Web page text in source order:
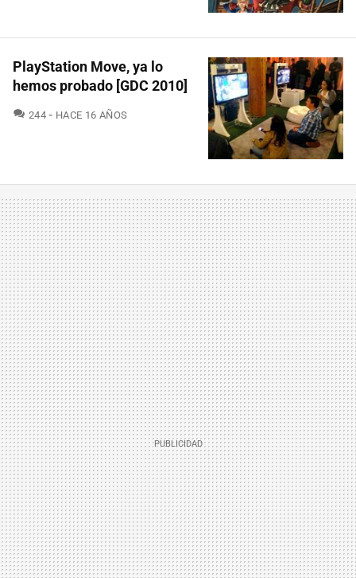
PlayStation Move, ya lo
hemos probado [GDC 2010]
244 COMENTARIOS
HACE 16 AÑOS